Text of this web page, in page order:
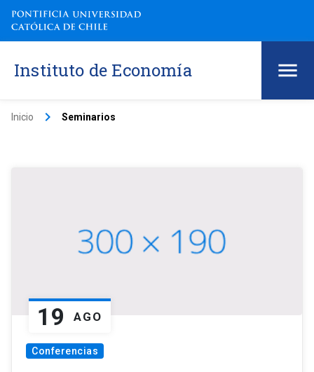
Instituto de Economía
Inicio keyboard_arrow_right Seminarios
19 AGO
Conferencias